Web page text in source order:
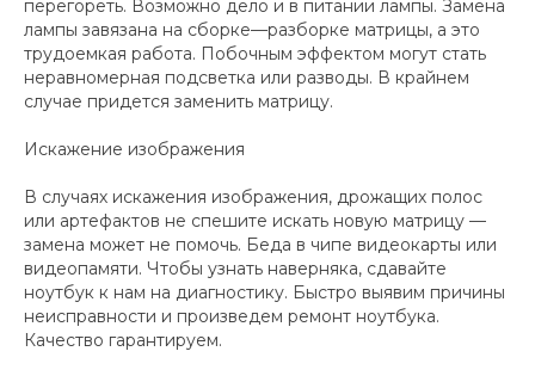
перегореть. Возможно дело и в питании лампы. Замена
лампы завязана на сборке—разборке матрицы, а это
трудоемкая работа. Побочным эффектом могут стать
неравномерная подсветка или разводы. В крайнем
случае придется заменить матрицу.
Искажение изображения
В случаях искажения изображения, дрожащих полос
или артефактов не спешите искать новую матрицу —
замена может не помочь. Беда в чипе видеокарты или
видеопамяти. Чтобы узнать наверняка, сдавайте
ноутбук к нам на диагностику. Быстро выявим причины
неисправности и произведем ремонт ноутбука.
Качество гарантируем.